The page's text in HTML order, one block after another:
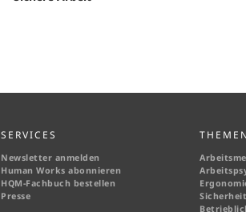
SERVICES
Newsletter anmelden
Human Works abonnieren
HQM-Fachbuch bestellen
Presse
THEMEN